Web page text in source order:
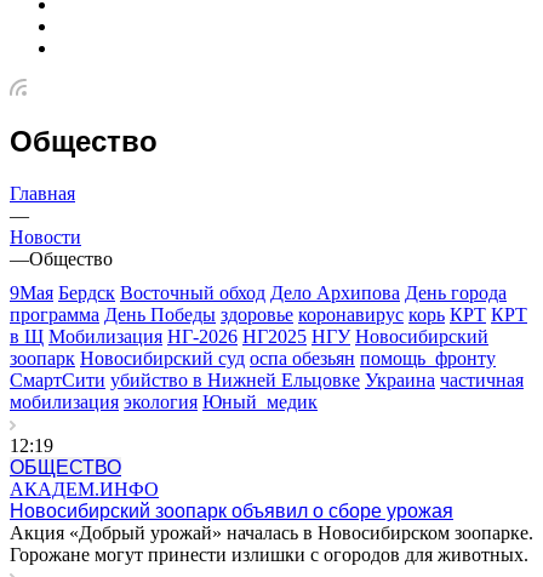
Общество
Главная
—
Новости
—Общество
9Мая Бердск Восточный обход Дело Архипова День города
программа День Победы здоровье коронавирус корь КРТ КРТ
в Щ Мобилизация НГ-2026 НГ2025 НГУ Новосибирский
зоопарк Новосибирский суд оспа обезьян помощь_фронту
СмартСити убийство в Нижней Ельцовке Украина частичная
мобилизация экология Юный_медик
12:19
ОБЩЕСТВО
АКАДЕМ.ИНФО
Новосибирский зоопарк объявил о сборе урожая
Акция «Добрый урожай» началась в Новосибирском зоопарке.
Горожане могут принести излишки с огородов для животных.